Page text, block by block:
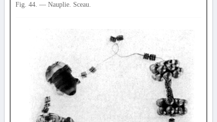
Fig. 44. — Nauplie. Sceau.